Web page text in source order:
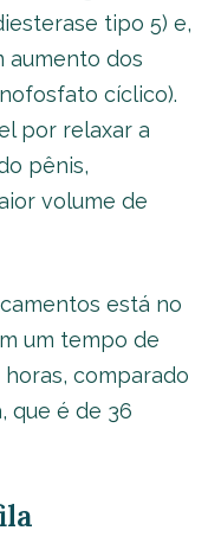
tipo 5) e,
aumento dos
cíclico).
por relaxar a
pênis,
volume de
está no
um tempo de
comparado
que é de 36